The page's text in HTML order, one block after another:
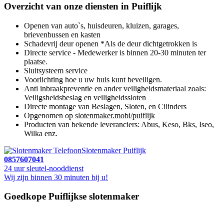
Overzicht van onze diensten in Puiflijk
Openen van auto`s, huisdeuren, kluizen, garages,
brievenbussen en kasten
Schadevrij deur openen *Als de deur dichtgetrokken is
Directe service - Medewerker is binnen 20-30 minuten ter
plaatse.
Sluitsysteem service
Voorlichting hoe u uw huis kunt beveiligen.
Anti inbraakpreventie en ander veiligheidsmateriaal zoals:
Veiligsheidsbeslag en veiligheidssloten
Directe montage van Beslagen, Sloten, en Cilinders
Opgenomen op slotenmaker.mobi/puiflijk
Producten van bekende leveranciers: Abus, Keso, Bks, Iseo,
Wilka enz.
Slotenmaker Puiflijk
0857607041
24 uur sleutel-nooddienst
Wij zijn binnen 30 minuten bij u!
Goedkope Puiflijkse slotenmaker